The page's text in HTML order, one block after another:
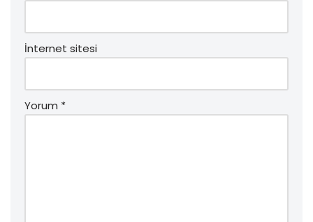
İnternet sitesi
Yorum *